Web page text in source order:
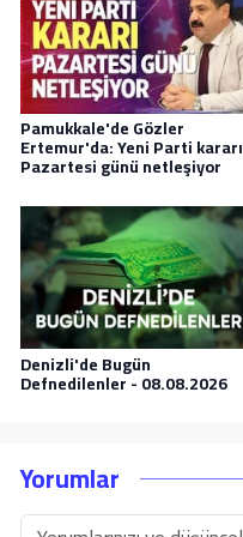
Pamukkale'de Gözler
Ertemur'da: Yeni Parti kararı
Pazartesi günü netleşiyor
Denizli'de Bugün
Defnedilenler - 08.08.2026
Yorumlar